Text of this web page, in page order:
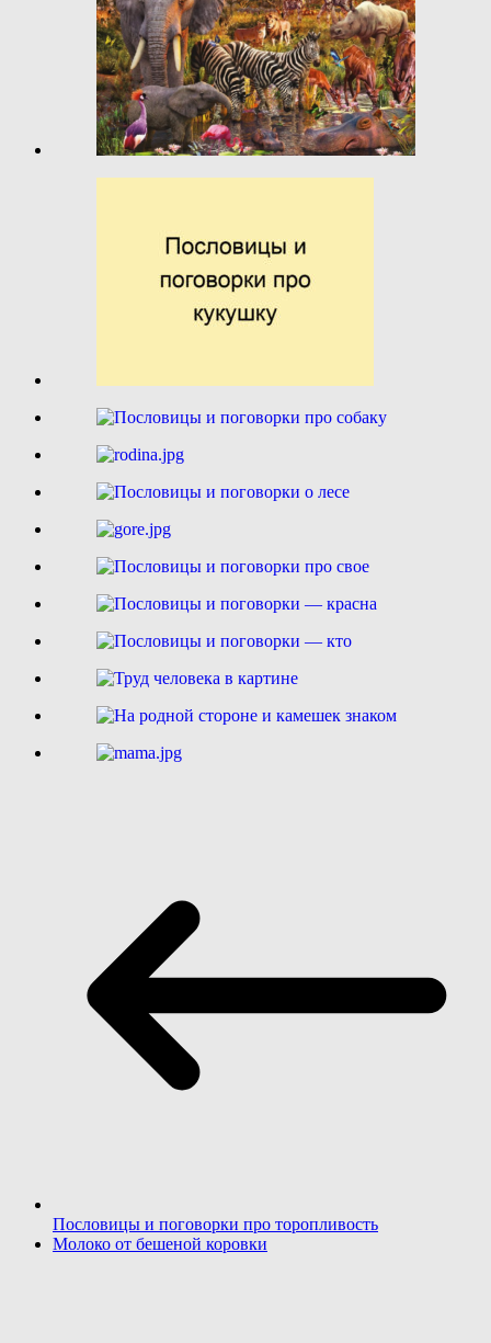
Пословицы и поговорки про торопливость
Молоко от бешеной коровки